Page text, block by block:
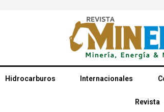
Hidrocarburos Internacionales
Revista